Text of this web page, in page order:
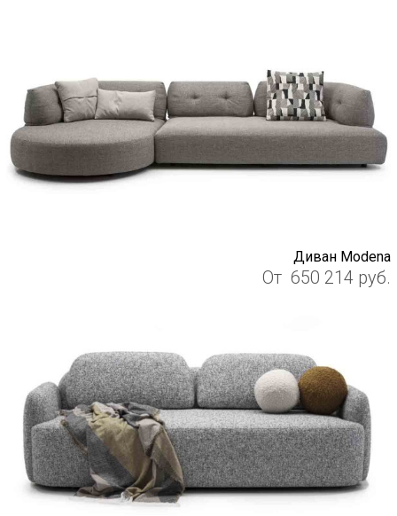
Диван Modena
От 650 214 руб.